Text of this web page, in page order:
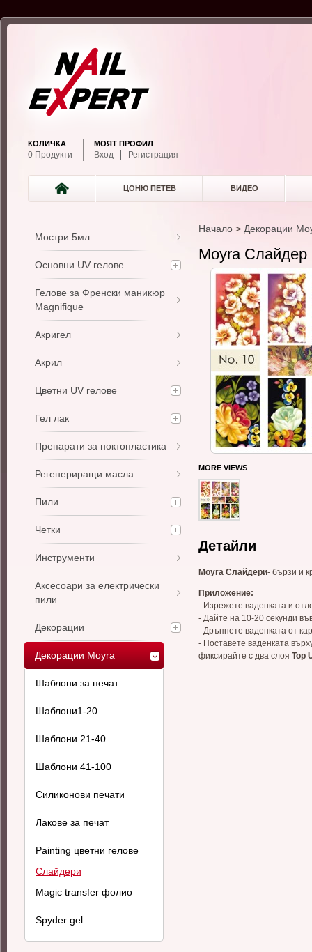
КОЛИЧКА
0 Продукти
МОЯТ ПРОФИЛ
Вход Регистрация
ЦОНЮ ПЕТЕВ ВИДЕО
Начало > Декорации
Moyra
MORE VIEWS
Детайли
Moyra Слайдери- бързи и
Приложение:
- Изрежете ваденката и
- Дайте на 10-20 секунди
- Дръпнете ваденката от
- Поставете ваденката
фиксирайте с два слоя Top
Мостри 5мл
Основни UV гелове
Гелове за Френски маникюр
Magnifique
Акригел
Акрил
Цветни UV гелове
Гел лак
Препарати за ноктопластика
Регенериращи масла
Пили
Четки
Инструменти
Аксесоари за електрически
пили
Декорации
Декорации Moyra
Шаблони за печат
Шаблони1-20
Шаблони 21-40
Шаблони 41-100
Силиконови печати
Лакове за печат
Painting цветни гелове
Слайдери
Magic transfer фолио
Spyder gel